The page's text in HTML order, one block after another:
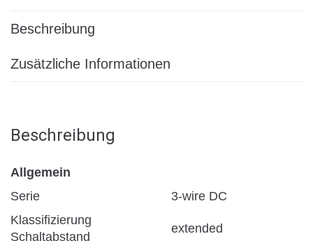
Beschreibung
Zusätzliche Informationen
Beschreibung
Allgemein
Serie
3-wire DC
Klassifizierung
Schaltabstand
extended